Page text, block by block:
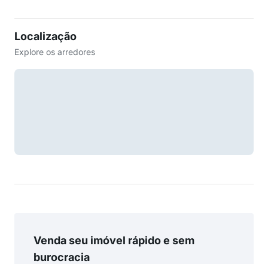
Localização
Explore os arredores
Venda seu imóvel rápido e sem
burocracia